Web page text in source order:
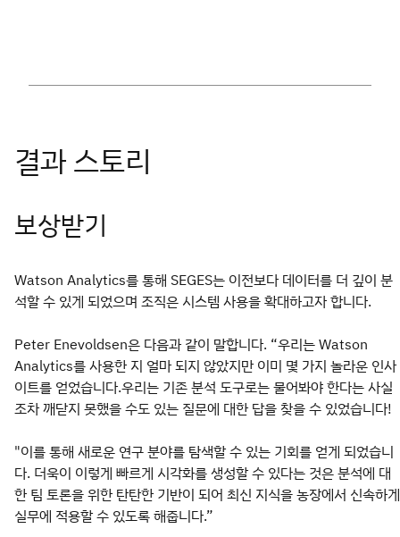
보상받기
Watson Analytics를 통해 SEGES는 이전보다 데이터를 더 깊이 분
석할 수 있게 되었으며 조직은 시스템 사용을 확대하고자 합니다.
Peter Enevoldsen은 다음과 같이 말합니다. “우리는 Watson
Analytics를 사용한 지 얼마 되지 않았지만 이미 몇 가지 놀라운 인사
이트를 얻었습니다.우리는 기존 분석 도구로는 물어봐야 한다는 사실
조차 깨닫지 못했을 수도 있는 질문에 대한 답을 찾을 수 있었습니다!
"이를 통해 새로운 연구 분야를 탐색할 수 있는 기회를 얻게 되었습니
다. 더욱이 이렇게 빠르게 시각화를 생성할 수 있다는 것은 분석에 대
한 팀 토론을 위한 탄탄한 기반이 되어 최신 지식을 농장에서 신속하게
실무에 적용할 수 있도록 해줍니다.”